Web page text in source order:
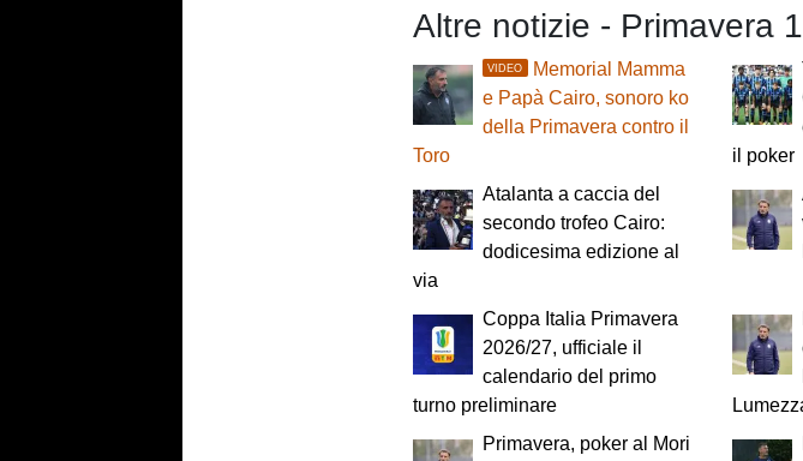
Altre notizie - Primavera 1
VIDEO
Memorial Mamma
e Papà Cairo, sonoro ko
della Primavera contro il
Toro
il poker
Atalanta a caccia del
secondo trofeo Cairo:
dodicesima edizione al
via
Coppa Italia Primavera
2026/27, ufficiale il
calendario del primo
turno preliminare
Primavera, poker al Mori